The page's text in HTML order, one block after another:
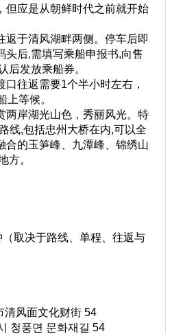
但应是从朝鲜时代之前就开始
返于清风湖畔两侧。停车后即
头后,需填写乘船申报书,向售
后发放乘船券。
口往返需要1个半小时左右，
上等候。
两岸湖光山色，秀丽风光。特
线,包括忠州大桥在内,可以全
合的玉笋峰、九潭峰、锦绣山
方。
取决于路线、单程、往返与
清风面文化财街 54
청풍면 문화재길 54